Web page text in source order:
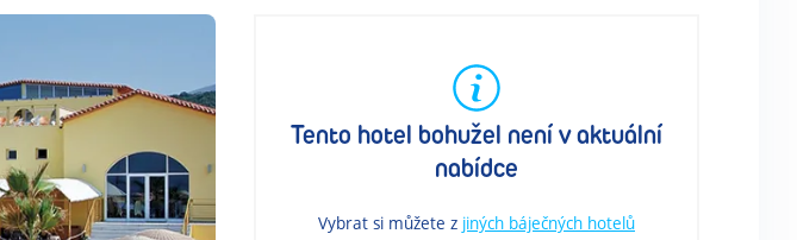
Tento hotel bohužel není v aktuální
nabídce
Vybrat si můžete z jiných báječných hotelů